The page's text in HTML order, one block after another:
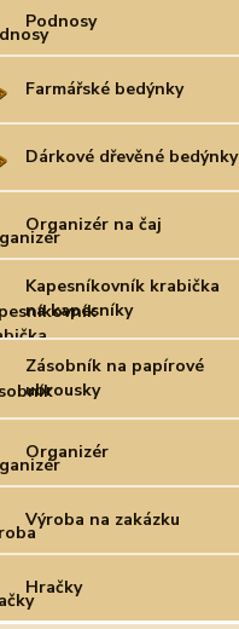
Podnosy
Farmářské bedýnky
Dárkové dřevěné bedýnky
Organizér na čaj
Kapesníkovník krabička
na kapesníky
Zásobník na papírové
ubrousky
Organizér
Výroba na zakázku
Hračky